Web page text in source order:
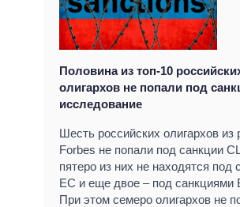
Половина из топ-10
олигархов не попали под
исследование
Шесть российских олигархов из
Forbes не попали под санкции
пятеро из них не находятся под
ЕС и еще двое – под санкциями
При этом семеро олигархов не